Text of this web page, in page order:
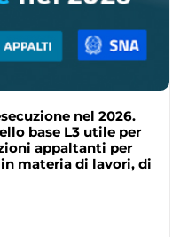
nel 2026.
base L3 utile per
appaltanti per
materia di lavori, di